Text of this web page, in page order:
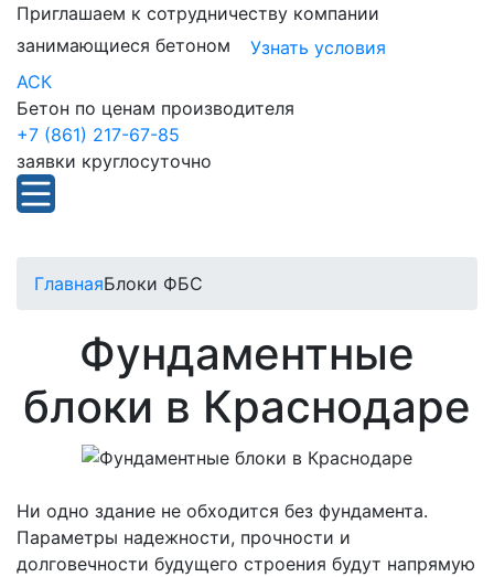
Приглашаем к сотрудничеству компании
занимающиеся бетоном
Узнать условия
АСК
Бетон по ценам производителя
+7 (861) 217-67-85
заявки круглосуточно
ГлавнаяБлоки ФБС
Фундаментные
блоки в Краснодаре
Ни одно здание не обходится без фундамента.
Параметры надежности, прочности и
долговечности будущего строения будут напрямую